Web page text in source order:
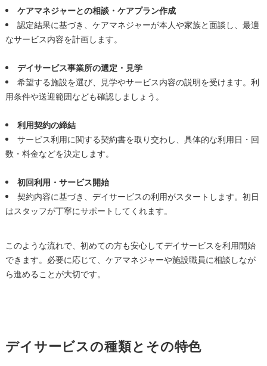
ケアマネジャーとの相談・ケアプラン作成
認定結果に基づき、ケアマネジャーが本人や家族と面談し、最適
なサービス内容を計画します。
デイサービス事業所の選定・見学
希望する施設を選び、見学やサービス内容の説明を受けます。利
用条件や送迎範囲なども確認しましょう。
利用契約の締結
サービス利用に関する契約書を取り交わし、具体的な利用日・回
数・料金などを決定します。
初回利用・サービス開始
契約内容に基づき、デイサービスの利用がスタートします。初日
はスタッフが丁寧にサポートしてくれます。
このような流れで、初めての方も安心してデイサービスを利用開始
できます。必要に応じて、ケアマネジャーや施設職員に相談しなが
ら進めることが大切です。
デイサービスの種類とその特色